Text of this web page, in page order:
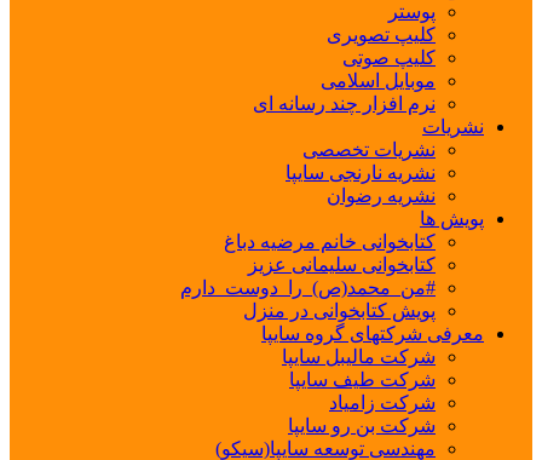
پوستر
کلیپ تصویری
کلیپ صوتی
موبایل اسلامی
نرم افزار چند رسانه ای
نشریات
نشریات تخصصی
نشریه نارنجی سایپا
نشریه رضوان
پویش ها
کتابخوانی خانم مرضیه دباغ
کتابخوانی سلیمانی عزیز
#من_محمد(ص)_را_دوست_دارم
پویش کتابخوانی در منزل
معرفی شرکتهای گروه سایپا
شرکت مالیبل سایپا
شرکت طیف سایپا
شرکت زامیاد
شرکت بن رو سایپا
مهندسی توسعه سایپا(سیکو)